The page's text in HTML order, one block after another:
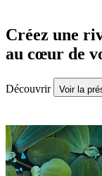
Créez une
au cœur de
Découvrir Voir la